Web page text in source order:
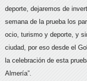
deporte, dejaremos de
semana de la prueba los
ocio, turismo y deporte, y
ciudad, por eso desde el
la celebración de esta
Almería”.